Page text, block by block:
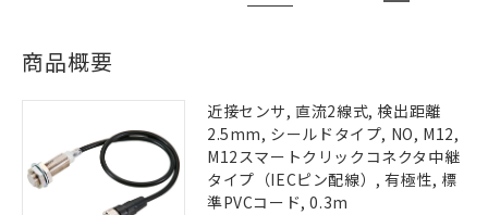
商品概要
近接センサ, 直流2線式, 検出距離
2.5mm, シールドタイプ, NO, M12,
M12スマートクリックコネクタ中継
タイプ（IECピン配線）, 有極性, 標
準PVCコード, 0.3m